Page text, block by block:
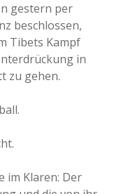
gestern per
beschlossen,
Tibets Kampf
in
zu gehen.
im Klaren: Der